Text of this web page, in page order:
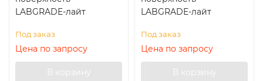
LABGRADE-лайт
Под заказ
Цена по запросу
В корзину
LABGRADE-лайт
Под заказ
Цена по запросу
В корзину